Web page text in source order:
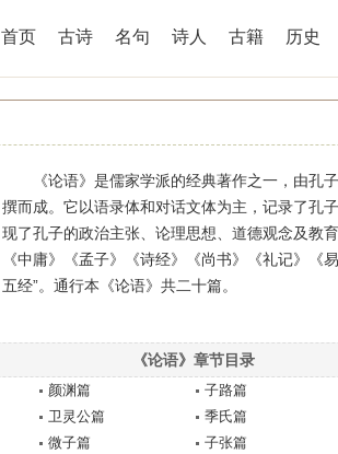
首页 古诗 名句 诗人 古籍 历史
《论语》是儒家学派的经典著作之一，由孔
撰而成。它以语录体和对话文体为主，记录了孔
现了孔子的政治主张、论理思想、道德观念及教
《中庸》《孟子》《诗经》《尚书》《礼记》《
五经”。通行本《论语》共二十篇。
《论语》章节目录
颜渊篇
子路篇
卫灵公篇
季氏篇
微子篇
子张篇